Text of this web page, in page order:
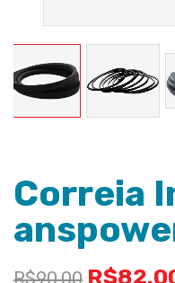
Correia
R$90.00 R$